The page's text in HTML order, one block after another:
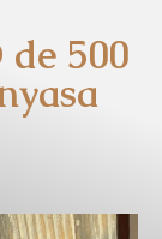
500